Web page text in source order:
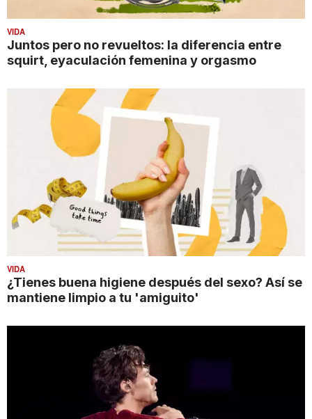
VIDA
Juntos pero no revueltos: la diferencia entre
squirt, eyaculación femenina y orgasmo
VIDA
¿Tienes buena higiene después del sexo? Así se
mantiene limpio a tu 'amiguito'